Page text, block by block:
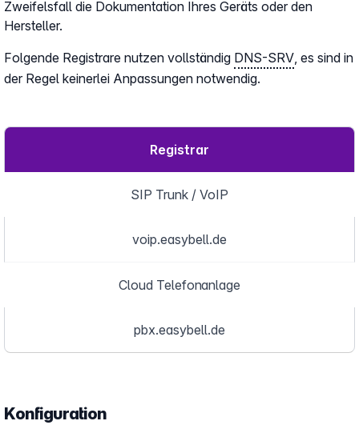
Zweifelsfall die Dokumentation Ihres Geräts oder den
Hersteller.
Folgende Registrare nutzen vollständig DNS-SRV, es sind in
der Regel keinerlei Anpassungen notwendig.
Registrar
SIP Trunk / VoIP
voip.easybell.de
Cloud Telefonanlage
pbx.easybell.de
Konfiguration